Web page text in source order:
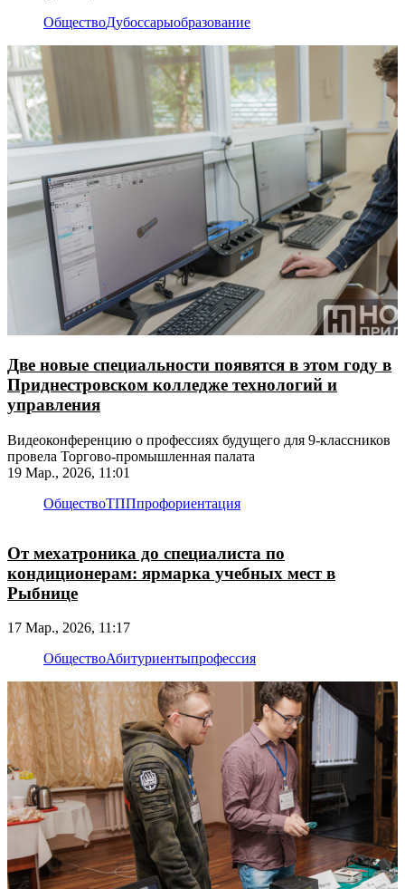
ОбществоДубоссарыобразование
Две новые специальности появятся в этом году в
Приднестровском колледже технологий и
управления
Видеоконференцию о профессиях будущего для 9-классников
провела Торгово-промышленная палата
19 Мар., 2026, 11:01
ОбществоТППпрофориентация
От мехатроника до специалиста по
кондиционерам: ярмарка учебных мест в
Рыбнице
17 Мар., 2026, 11:17
ОбществоАбитуриентыпрофессия